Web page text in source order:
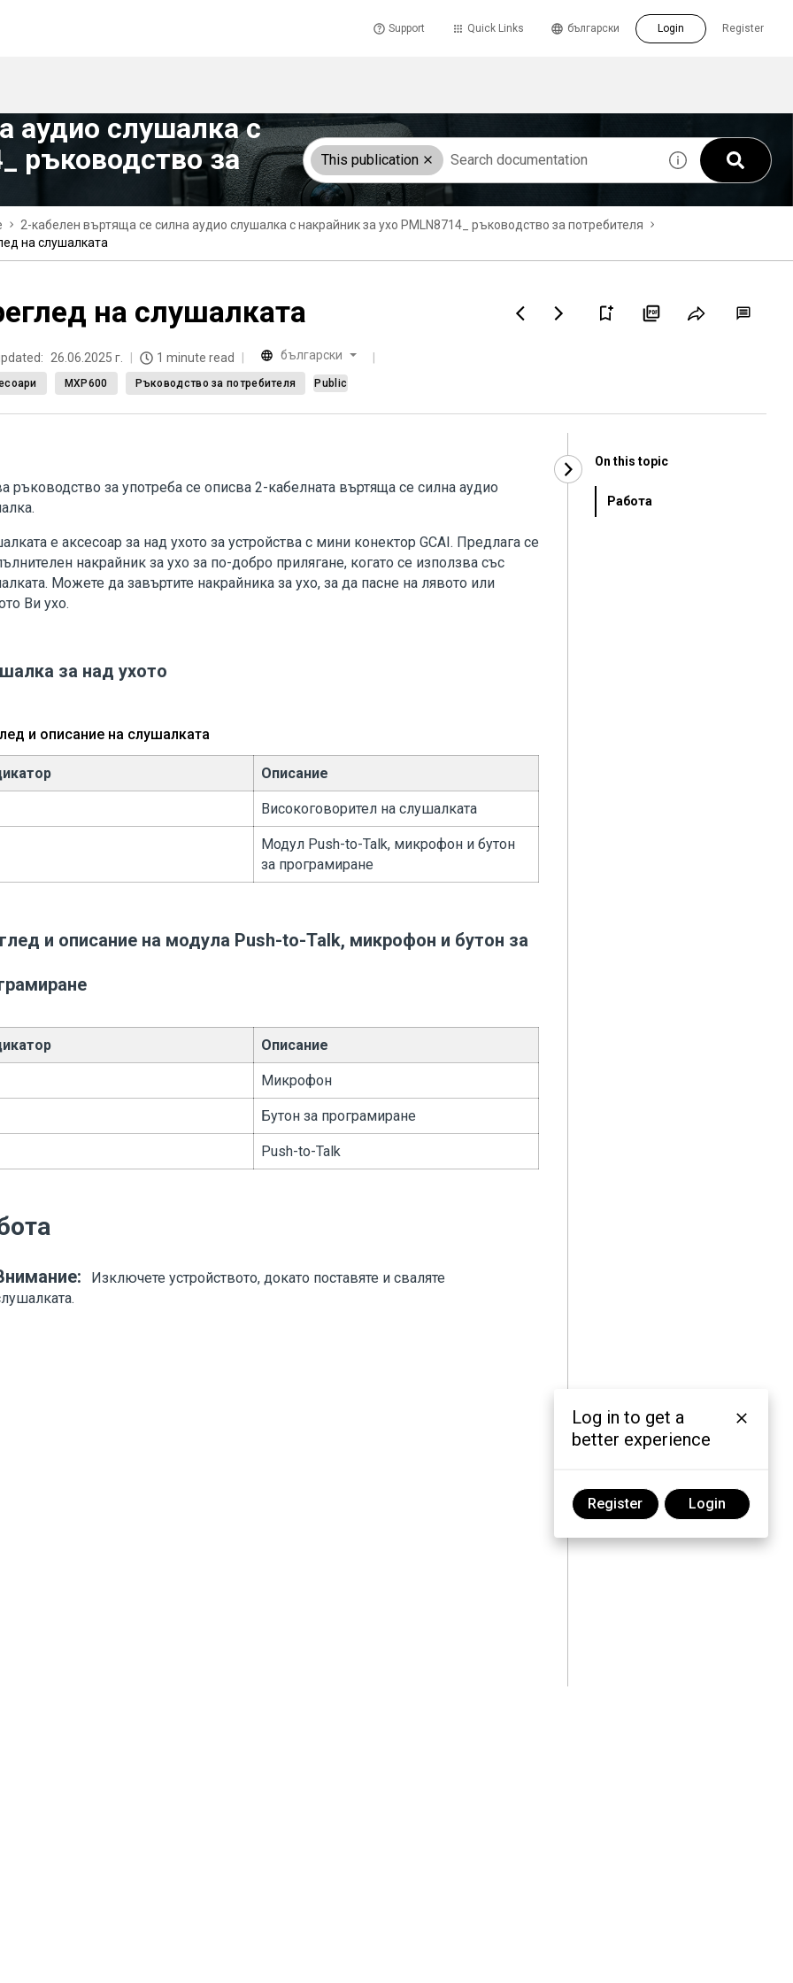
Support Quick Links Register
български Login
аудио слушалка с
ръководство за
This publication
2-кабелен въртяща се силна аудио слушалка с накрайник за ухо PMLN8714_ ръководство за потребителя
на слушалката
на слушалката
26.06.2025 г. 1 minute read български
MXP600 Ръководство за потребителя Public
ръководство за употреба се описва 2-кабелната въртяща се силна аудио
.
е аксесоар за над ухото за устройства с мини конектор GCAI. Предлага се
накрайник за ухо за по-добро прилягане, когато се използва със
Можете да завъртите накрайника за ухо, за да пасне на лявото или
Ви ухо.
за над ухото
и описание на слушалката
Описание
Високоговорител на слушалката
Модул Push-to-Talk, микрофон и бутон
за програмиране
и описание на модула Push-to-Talk, микрофон и бутон за
Описание
Микрофон
Бутон за програмиране
Push-to-Talk
Изключете устройството, докато поставяте и сваляте
On this topic
Работа
Log in to get a
better experience
Register Login